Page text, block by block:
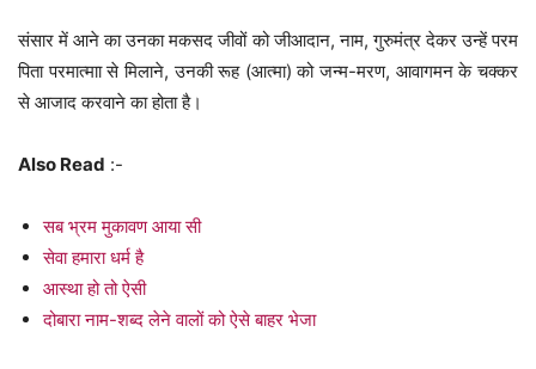
संसार में आने का उनका मकसद जीवों को जीआदान, नाम, गुरुमंत्र देकर उन्हें परम
पिता परमात्माा से मिलाने, उनकी रूह (आत्मा) को जन्म-मरण, आवागमन के चक्कर
से आजाद करवाने का होता है।
Also Read :-
सब भ्रम मुकावण आया सी
सेवा हमारा धर्म है
आस्था हो तो ऐसी
दोबारा नाम-शब्द लेने वालों को ऐसे बाहर भेजा